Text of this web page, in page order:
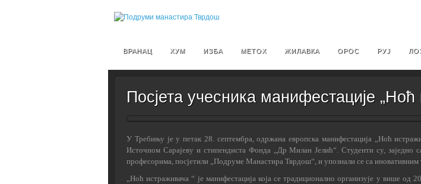
ВРАНАЦ ХУМ ИЗБА МЕТОХ ЖИЛАВКА ОРОС РУЈ
Посјета учесника манифестације „Ноћ
У Требињу је у петак 28. септембра, одржана европска манифестација „Ноћ
Источном Сарајеву и стипендиста Фонда „Др Милан Јелић“. Студенти су,
професорима, посјетили „Подруме Манастира Тврдош“, и упознали се са иновативним
„Ноћ истраживача “ је манифестација која се традиционално организује у више